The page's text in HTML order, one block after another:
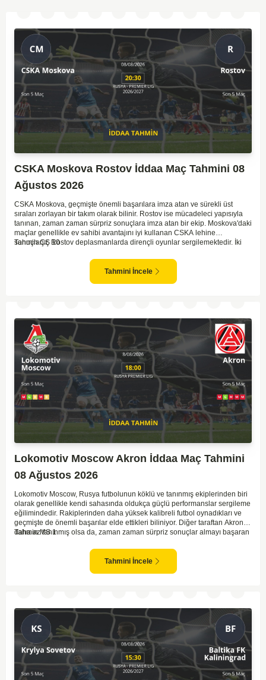
CSKA Moskova Rostov İddaa Maç Tahmini 08
Ağustos 2026
CSKA Moskova, geçmişte önemli başarılara imza atan ve sürekli üst
sıraları zorlayan bir takım olarak bilinir. Rostov ise mücadeleci yapısıyla
tanınan, zaman zaman sürpriz sonuçlara imza atan bir ekip. Moskova'daki
maçlar genellikle ev sahibi avantajını iyi kullanan CSKA lehine
sonuçlanır. Rostov deplasmanlarda dirençli oyunlar sergilemektedir. İki
göstermektedir. CSKA'nın evinde oynayacak olması ve genel istatistikler
göz önüne alındığında, CSKA'nın sahasında kolay kolay puan
kaybetmeyeceğini söyleyebiliriz.
Tahmin ÇŞ 10
Tahmini İncele
Lokomotiv Moscow Akron İddaa Maç Tahmini
08 Ağustos 2026
Lokomotiv Moscow, Rusya futbolunun köklü ve tanınmış ekiplerinden biri
olarak genellikle kendi sahasında oldukça güçlü performanslar sergileme
eğilimindedir. Rakiplerinden daha yüksek kalibreli futbol oynadıkları ve
geçmişte de önemli başarılar elde ettikleri biliniyor. Diğer taraftan Akron,
daha az tanınmış olsa da, zaman zaman sürpriz sonuçlar almayı başaran
ve güçlü ekipler karşısında istikrarlı bir performans sergilemekte
zorlanabilirler. Lokomotiv Moscow'un mevcut form durumunun ve evinde
oynama avantajının, bu karşılaşmada belirleyici olması muhtemel
Tahmin MS 1
Tahmini İncele